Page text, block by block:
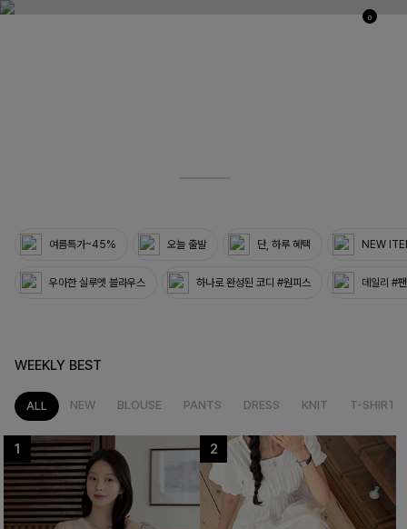
0
여름특가~45% 오늘 출발 단, 하루 혜택 NEW
우아한 실루엣 블라우스 하나로 완성된 코디 #원피스 데일리 #
WEEKLY BEST
ALL NEW BLOUSE PANTS DRESS KNIT T-SHIRT